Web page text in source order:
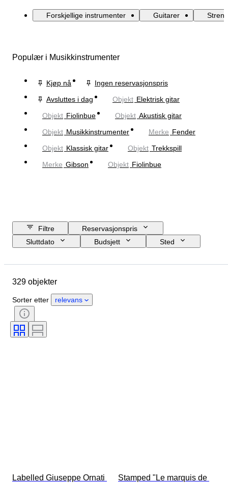
Forskjellige instrumenter Guitarer
Populær i Musikkinstrumenter
Kjøp nå
Ingen reservasjonspris
Avsluttes i dag
Objekt Elektrisk gitar
Objekt Fiolinbue Objekt Akustisk gitar
Objekt Musikkinstrumenter Merke Fender
Objekt Klassisk gitar Objekt Trekkspill
Merke Gibson Objekt Fiolinbue
Filtre
Reservasjonspris
Sluttdato
Budsjett
Sted
Tilstand
Stil
Testet og fungerer
329 objekter
Sorter etter relevans
Labelled Giuseppe Ornati
Stamped "Le marquis de